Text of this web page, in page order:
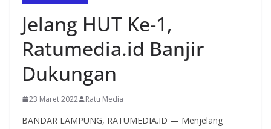
Jelang HUT Ke-1,
Ratumedia.id Banjir
Dukungan
23 Maret 2022 Ratu Media
BANDAR LAMPUNG, RATUMEDIA.ID — Menjelang